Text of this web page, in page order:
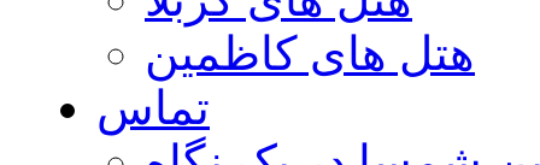
هتل های کاظمین
تماس